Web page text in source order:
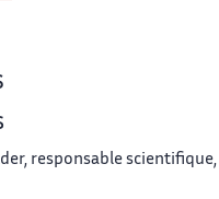
responsable scientifique,